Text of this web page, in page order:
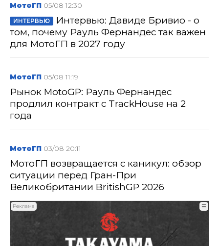
МотоГП 05/08 12:30
ИНТЕРВЬЮ
Интервью: Давиде Бривио - о
том, почему Рауль Фернандес так важен
для МотоГП в 2027 году
МотоГП 05/08 11:19
Рынок MotoGP: Рауль Фернандес
продлил контракт с TrackHouse на 2
года
МотоГП 03/08 20:11
МотоГП возвращается с каникул: обзор
ситуации перед Гран-При
Великобритании BritishGP 2026
Реклама ☰